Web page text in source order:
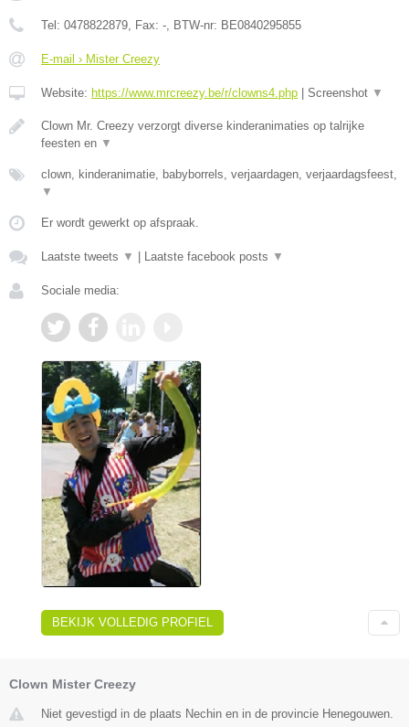
Tel: 0478822879, Fax: -, BTW-nr: BE0840295855
E-mail › Mister Creezy
Website: https://www.mrcreezy.be/r/clowns4.php Screenshot ▼
Clown Mr. Creezy verzorgt diverse kinderanimaties op talrijke
feesten en ▼
clown, kinderanimatie, babyborrels, verjaardagen, verjaardagsfeest,
▼
Er wordt gewerkt op afspraak.
Laatste tweets ▼ Laatste facebook posts ▼
Sociale media:
BEKIJK VOLLEDIG PROFIEL
Clown Mister Creezy
Niet gevestigd in de plaats Nechin en in de provincie Henegouwen.